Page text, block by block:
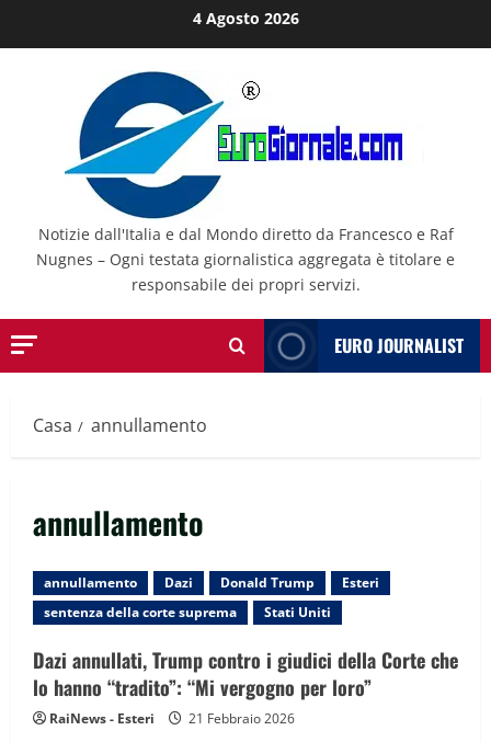
al
4 Agosto 2026
Notizie dall'Italia e dal Mondo diretto da Francesco e Raf
Nugnes – Ogni testata giornalistica aggregata è titolare e
responsabile dei propri servizi.
EURO JOURNALIST
Casa annullamento
annullamento
annullamento Dazi Donald Trump
Esteri
sentenza della corte suprema
Stati Uniti
Dazi annullati, Trump contro i giudici della Corte che
lo hanno “tradito”: “Mi vergogno per loro”
RaiNews - Esteri 21 Febbraio 2026